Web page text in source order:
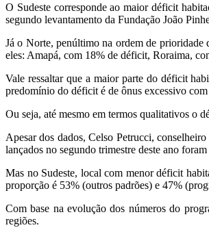
O Sudeste corresponde ao maior déficit
segundo levantamento da Fundação João
Já o Norte, penúltimo na ordem de prioridade
eles: Amapá, com 18% de déficit, Roraima,
Vale ressaltar que a maior parte do déficit
predomínio do déficit é de ônus excessivo
Ou seja, até mesmo em termos qualitativos o
Apesar dos dados, Celso Petrucci,
lançados no segundo trimestre deste ano
Mas no Sudeste, local com menor déficit
proporção é 53% (outros padrões) e 47%
Com base na evolução dos números do
regiões.